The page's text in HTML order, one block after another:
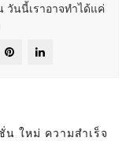
นนี้เราอาจทำได้แค่
ใหม่ ความสำเร็จ